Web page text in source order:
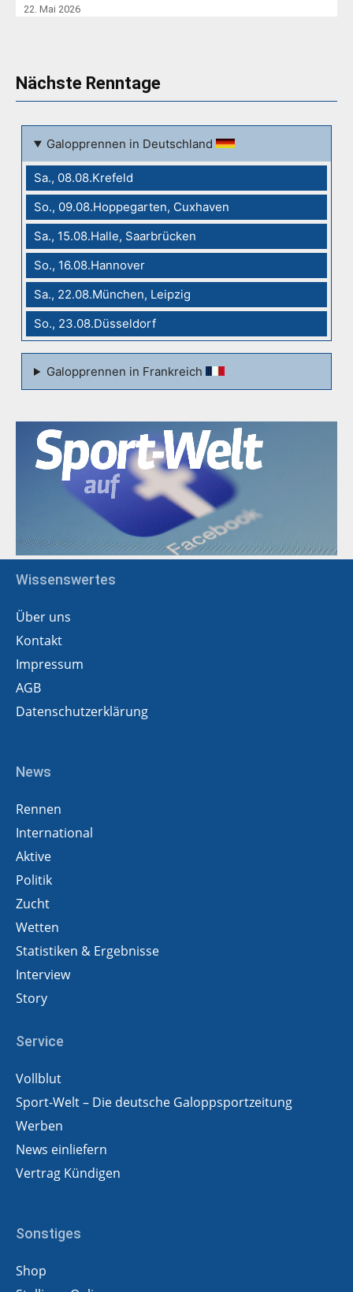
22. Mai 2026
Nächste Renntage
Galopprennen in Deutschland
Sa., 08.08.Krefeld
So., 09.08.Hoppegarten, Cuxhaven
Sa., 15.08.Halle, Saarbrücken
So., 16.08.Hannover
Sa., 22.08.München, Leipzig
So., 23.08.Düsseldorf
Galopprennen in Frankreich
Wissenswertes
Über uns
Kontakt
Impressum
AGB
Datenschutzerklärung
News
Rennen
International
Aktive
Politik
Zucht
Wetten
Statistiken & Ergebnisse
Interview
Story
Service
Vollblut
Sport-Welt – Die deutsche Galoppsportzeitung
Werben
News einliefern
Vertrag Kündigen
Sonstiges
Shop